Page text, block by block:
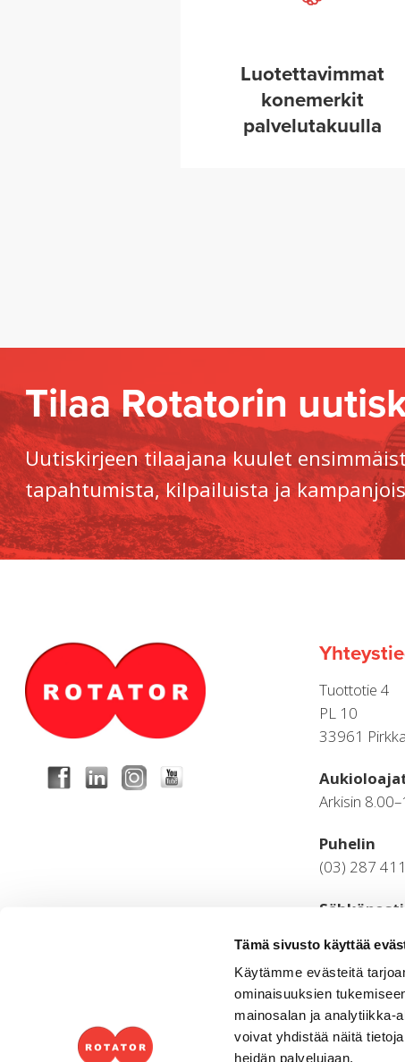
Tämä sivusto käyttää
Käytämme evästeitä
ominaisuuksien
mainosalan ja analytiikka-
voivat yhdistää näitä
heidän palvelujaan.
Luotettavimmat
konemerkit
palvelutakuulla
Tilaa Rotatorin
Uutiskirjeen tilaajana kuulet
tapahtumista, kilpailuista ja
Tuottotie 4
PL 10
33961
Arkisin
Puhelin
(03) 287
Laskutus
(03) 287